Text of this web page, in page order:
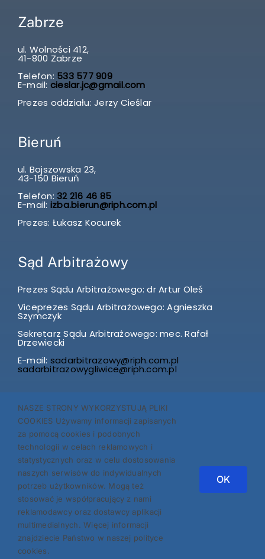
Zabrze
ul. Wolności 412,
41-800 Zabrze
Telefon: 533 577 909
E-mail: cieslar.jc@gmail.com
Prezes oddziału: Jerzy Cieślar
Bieruń
ul. Bojszowska 23,
43-150 Bieruń
Telefon: 32 216 46 85
E-mail: izba.bierun@riph.com.pl
Prezes: Łukasz Kocurek
Sąd Arbitrażowy
Prezes Sądu Arbitrażowego: dr Artur Oleś
Viceprezes Sądu Arbitrażowego: Agnieszka
Szymczyk
Sekretarz Sądu Arbitrażowego: mec. Rafał
Drzewiecki
E-mail: sadarbitrazowy@riph.com.pl
sadarbitrazowygliwice@riph.com.pl
SKARGI I WNIOSKI przyjmuje Prezes Izby p. Agnieszka
Szymczyk w każdą środę w godz. 12.00-14.00.
Prosimy o wcześniejsze telefoniczne zgłoszenie i
umówienie terminu swojej wizyty!
Znajdź nas:
NASZE STRONY WYKORZYSTUJĄ PLIKI
COOKIES Używamy informacji zapisanych
za pomocą cookies i podobnych
technologii w celach reklamowych i
statystycznych oraz w celu dostosowania
naszych serwisów do indywidualnych
potrzeb użytkowników. Mogą też
stosować je współpracujący z nami
reklamodawcy oraz dostawcy aplikacji
multimedialnych. Więcej informacji
znajdziecie Państwo w naszej polityce
cookies.
OK